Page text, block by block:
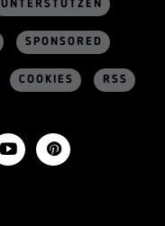
UNTERSTÜTZEN
SPONSORED
COOKIES RSS